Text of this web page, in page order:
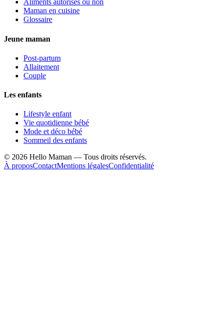
Aliments autorisés ou non
Maman en cuisine
Glossaire
Jeune maman
Post-partum
Allaitement
Couple
Les enfants
Lifestyle enfant
Vie quotidienne bébé
Mode et déco bébé
Sommeil des enfants
© 2026 Hello Maman — Tous droits réservés.
À proposContactMentions légalesConfidentialité